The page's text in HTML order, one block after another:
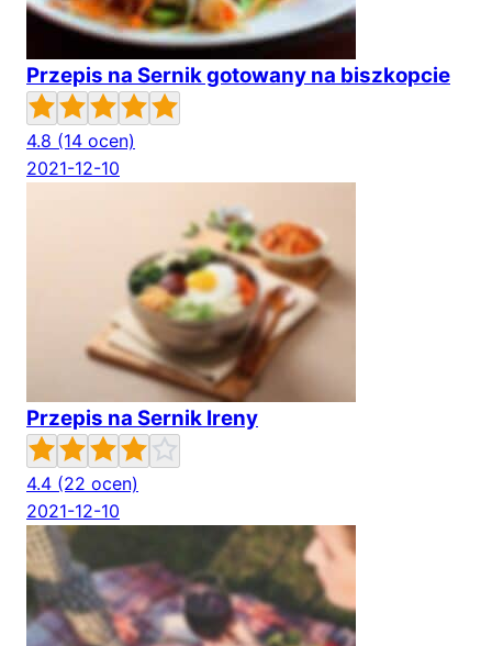
Przepis na Sernik gotowany na biszkopcie
4.8 (14 ocen)
2021-12-10
Przepis na Sernik Ireny
4.4 (22 ocen)
2021-12-10